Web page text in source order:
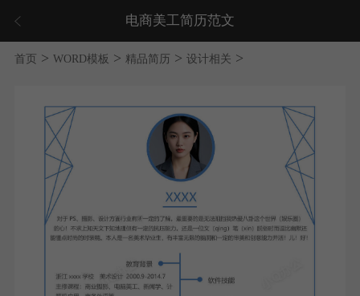
电商美工简历范文
首页 > WORD模板 > 精品简历 > 设计相关 >